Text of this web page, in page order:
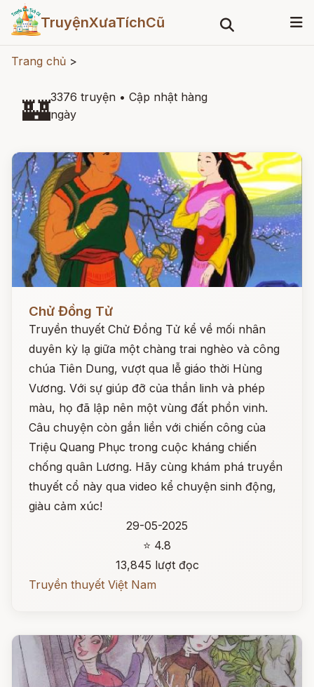
TruyệnXưaTíchCũ
Trang chủ >
🏰3376 truyện • Cập nhật hàng
ngày
Chử Đồng Tử
Truyền thuyết Chử Đồng Tử kể về mối nhân
duyên kỳ lạ giữa một chàng trai nghèo và công
chúa Tiên Dung, vượt qua lễ giáo thời Hùng
Vương. Với sự giúp đỡ của thần linh và phép
màu, họ đã lập nên một vùng đất phồn vinh.
Câu chuyện còn gắn liền với chiến công của
Triệu Quang Phục trong cuộc kháng chiến
chống quân Lương. Hãy cùng khám phá truyền
thuyết cổ này qua video kể chuyện sinh động,
giàu cảm xúc!
29-05-2025
⭐ 4.8
13,845 lượt đọc
Truyền thuyết Việt Nam